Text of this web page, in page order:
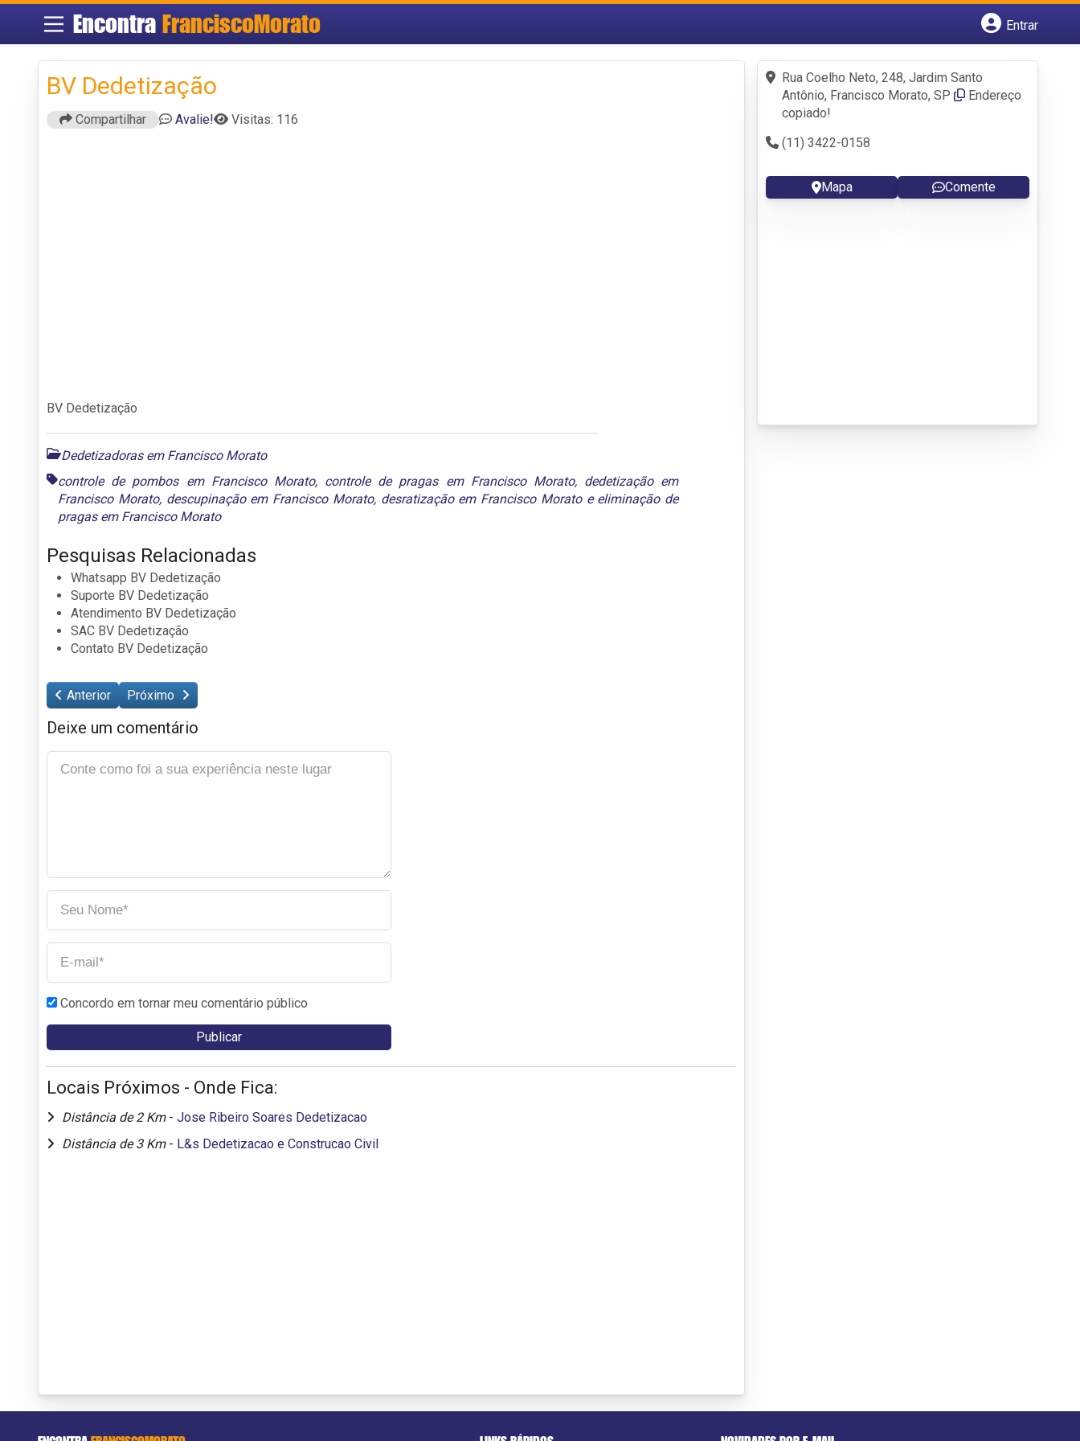
Encontra FranciscoMorato
Entrar
Fazer login
Criar conta
BV Dedetização
Compartilhar Avalie! Visitas: 116
BV Dedetização
Dedetizadoras em Francisco Morato
controle de pombos em Francisco Morato, controle de pragas em Francisco Morato, dedetização em
Francisco Morato, descupinação em Francisco Morato, desratização em Francisco Moratoe eliminação de
pragas em Francisco Morato
Pesquisas Relacionadas
Whatsapp BV Dedetização
Suporte BV Dedetização
Atendimento BV Dedetização
SAC BV Dedetização
Contato BV Dedetização
Anterior Próximo
Deixe um comentário
Concordo em tornar meu comentário público
Locais Próximos - Onde Fica:
Distância de 2 Km - Jose Ribeiro Soares Dedetizacao
Distância de 3 Km - L&s Dedetizacao e Construcao Civil
Rua Coelho Neto, 248, Jardim Santo
Antônio, Francisco Morato, SP
Endereço
copiado!
(11) 3422-0158
Mapa Comente